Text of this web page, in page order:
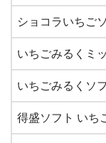
ショコラいちご
いちごみるくミ
いちごみるくソ
得盛ソフト いち